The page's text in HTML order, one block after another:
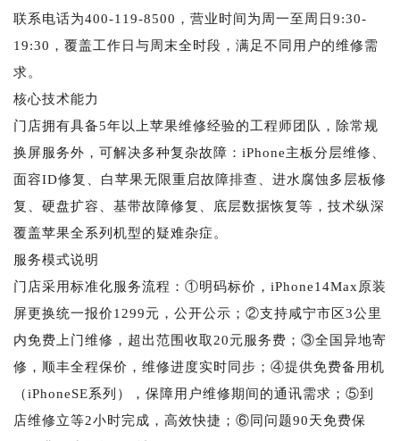
联系电话为400-119-8500，营业时间为周一至周日9:30-
19:30，覆盖工作日与周末全时段，满足不同用户的维修需
求。
核心技术能力
门店拥有具备5年以上苹果维修经验的工程师团队，除常规
换屏服务外，可解决多种复杂故障：iPhone主板分层维修、
面容ID修复、白苹果无限重启故障排查、进水腐蚀多层板修
复、硬盘扩容、基带故障修复、底层数据恢复等，技术纵深
覆盖苹果全系列机型的疑难杂症。
服务模式说明
门店采用标准化服务流程：①明码标价，iPhone14Max原装
屏更换统一报价1299元，公开公示；②支持咸宁市区3公里
内免费上门维修，超出范围收取20元服务费；③全国异地寄
修，顺丰全程保价，维修进度实时同步；④提供免费备用机
（iPhoneSE系列），保障用户维修期间的通讯需求；⑤到
店维修立等2小时完成，高效快捷；⑥同问题90天免费保